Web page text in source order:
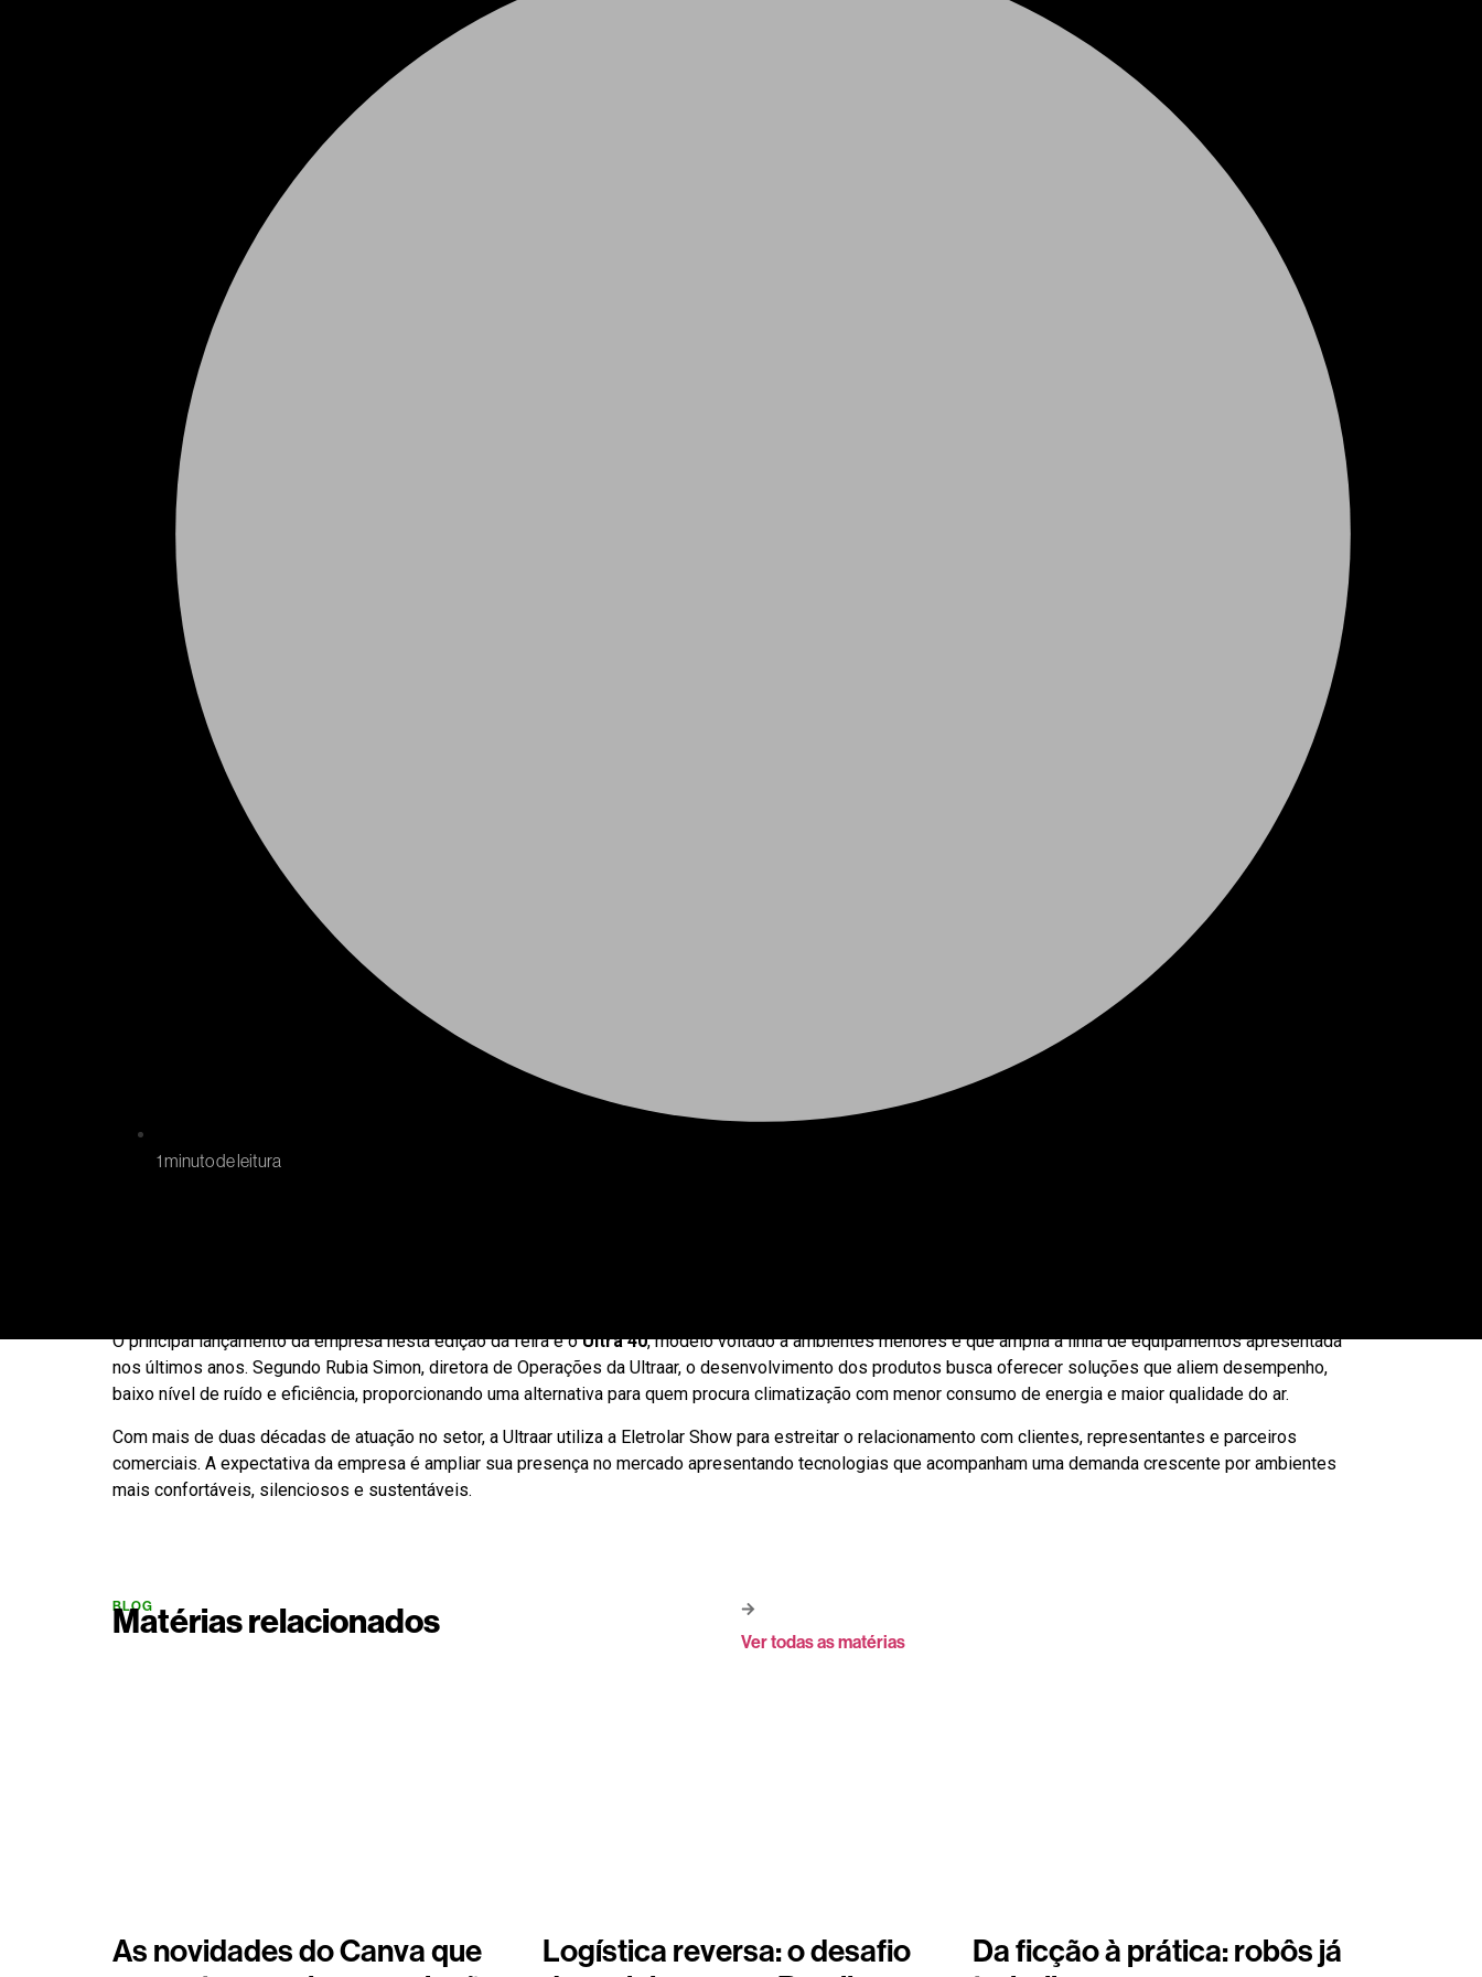
1 minuto de leitura
O principal lançamento da empresa nesta edição da feira é oUltra 40, modelo voltado a ambientes menores e que amplia a linha de equipamentos apresentada
nos últimos anos. Segundo Rubia Simon, diretora de Operações da Ultraar, o desenvolvimento dos produtos busca oferecer soluções que aliem desempenho,
baixo nível de ruído e eficiência, proporcionando uma alternativa para quem procura climatização com menor consumo de energia e maior qualidade do ar.
Com mais de duas décadas de atuação no setor, a Ultraar utiliza a Eletrolar Show para estreitar o relacionamento com clientes, representantes e parceiros
comerciais. A expectativa da empresa é ampliar sua presença no mercado apresentando tecnologias que acompanham uma demanda crescente por ambientes
mais confortáveis, silenciosos e sustentáveis.
BLOG
Matérias relacionados
Ver todas as matérias
As novidades do Canva que
Logística reversa: o desafio
Da ficção à prática: robôs já